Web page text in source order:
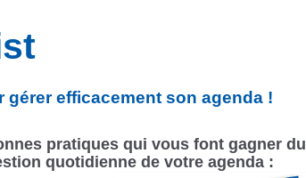
gérer efficacement son agenda !
pratiques qui vous font gagner du
quotidienne de votre agenda :